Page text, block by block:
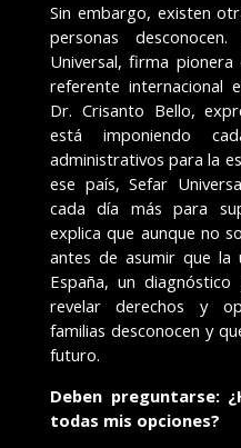
Sin embargo, existen
personas
Universal, firma
referente internacional
Dr. Crisanto Bello,
está imponiendo
administrativos para la
ese país, Sefar
cada día más para
explica que aunque no
antes de asumir que la
España, un diagnóstico
revelar derechos y
familias desconocen y
futuro.
Deben preguntarse:
todas mis opciones?